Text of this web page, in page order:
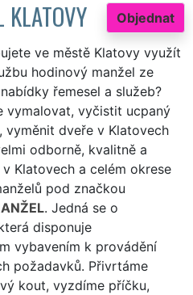
Objednat
KLATOVY
ve městě Klatovy využít
hodinový manžel ze
řemesel a služeb?
vymalovat, vyčistit ucpaný
vyměnit dveře v Klatovech
odborně, kvalitně a
Klatovech a celém okrese
pod značkou
. Jedná se o
disponuje
vybavením k provádění
požadavků. Přivrtáme
kout, vyzdíme příčku,